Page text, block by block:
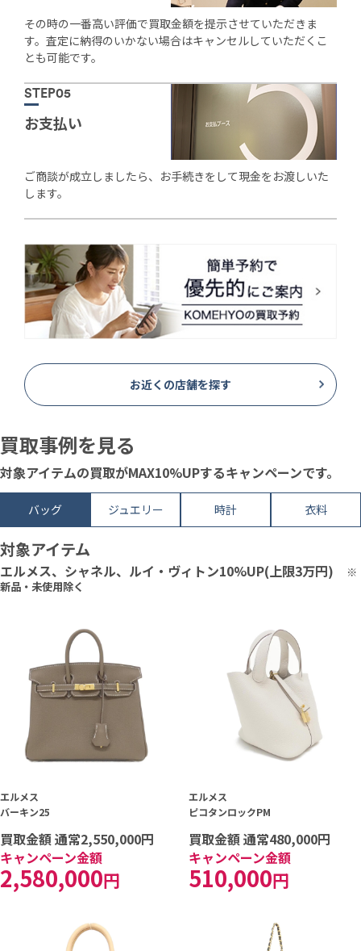
その時の一番高い評価で買取金額を提示させていただきま
す。査定に納得のいかない場合はキャンセルしていただくこ
とも可能です。
STEP05
お支払い
ご商談が成立しましたら、お手続きをして現金をお渡しいた
します。
お近くの店舗を探す
買取事例を見る
対象アイテムの買取がMAX10%UPするキャンペーンです。
バッグ ジュエリー 時計 衣料
対象アイテム
エルメス、シャネル、ルイ・ヴィトン10%UP(上限3万円)
※
新品・未使用除く
エルメス
バーキン25
買取金額 通常2,550,000円
キャンペーン金額
2,580,000円
エルメス
ピコタンロックPM
買取金額 通常480,000円
キャンペーン金額
510,000円